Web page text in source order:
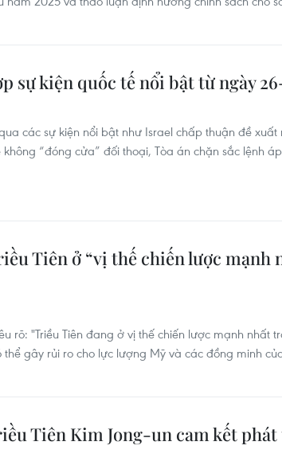
sự kiện quốc tế nổi bật từ ngày
các sự kiện nổi bật như Israel chấp thuận đề
“đóng cửa” đối thoại, Tòa án chặn sắc lệnh
Tiên ở “vị thế chiến lược mạnh
rõ: "Triều Tiên đang ở vị thế chiến lược mạnh nhất
gây rủi ro cho lực lượng Mỹ và các đồng minh
Tiên Kim Jong-un cam kết